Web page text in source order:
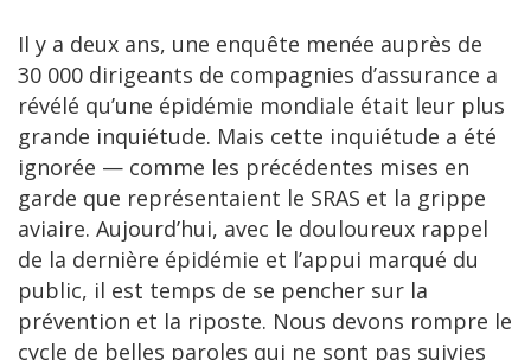
Il y a deux ans, une enquête menée auprès de
30 000 dirigeants de compagnies d’assurance a
révélé qu’une épidémie mondiale était leur plus
grande inquiétude. Mais cette inquiétude a été
ignorée — comme les précédentes mises en
garde que représentaient le SRAS et la grippe
aviaire. Aujourd’hui, avec le douloureux rappel
de la dernière épidémie et l’appui marqué du
public, il est temps de se pencher sur la
prévention et la riposte. Nous devons rompre le
cycle de belles paroles qui ne sont pas suivies